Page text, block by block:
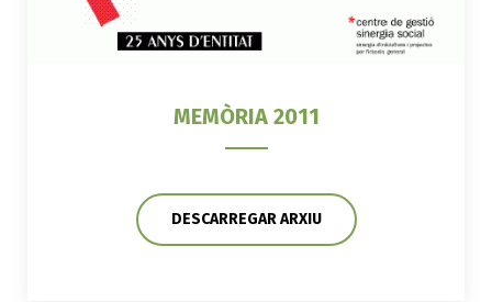
MEMÒRIA 2011
DESCARREGAR ARXIU